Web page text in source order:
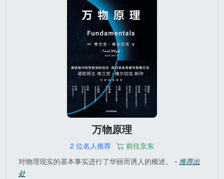
万物原理
2 位名人推荐
前往京东
对物理现实的基本事实进行了华丽而诱人的概述。
- 推荐出
处